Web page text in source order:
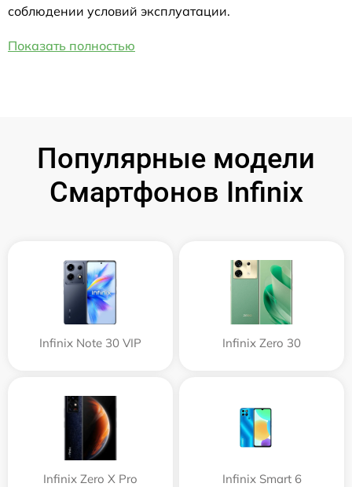
соблюдении условий эксплуатации.
Показать полностью
Популярные модели
Смартфонов Infinix
Infinix Note 30 VIP Infinix Zero 30
Infinix Zero X Pro Infinix Smart 6